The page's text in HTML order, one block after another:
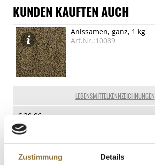
Zustimmung Details
Spuren / Enthalten
Glutenhaltige Getreide
Spuren
Eier
Spuren
Erdnuss
Spuren
Milch
Spuren
Sojabohnen
KUNDEN KAUFTEN AUCH
LEBENSMITTELKENNZEICHNUNGEN
Anissamen, ganz, 1 kg
Art.Nr.:10089
€ 20,06
St.